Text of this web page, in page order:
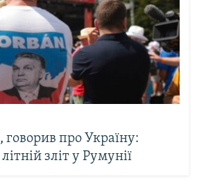
про Україну:
зліт у Румунії